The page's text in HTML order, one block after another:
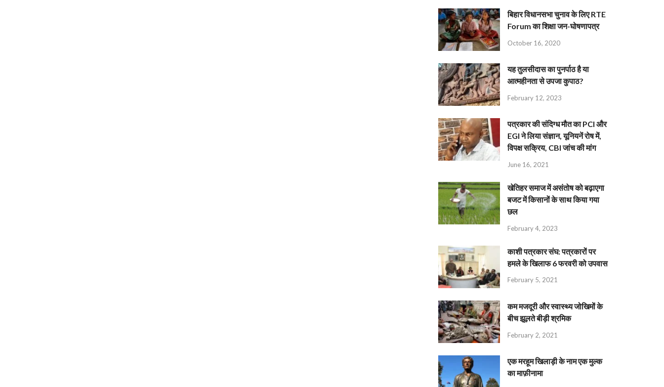
बिहार विधानसभा चुनाव के लिए RTE
Forum का शिक्षा जन-घोषणापत्र
October 16, 2020
यह तुलसीदास का पुनर्पाठ है या
आत्महीनता से उपजा कुपाठ?
February 12, 2023
पत्रकार की संदिग्ध मौत का PCI और
EGI ने लिया संज्ञान, यूनियनें रोष में,
विपक्ष सक्रिय, CBI जांच की मांग
June 16, 2021
खेतिहर समाज में असंतोष को बढ़ाएगा
बजट में किसानों के साथ किया गया
छल
February 4, 2023
काशी पत्रकार संघ: पत्रकारों पर
हमले के खिलाफ 6 फरवरी को उपवास
February 5, 2021
कम मजदूरी और स्वास्थ्य जोखिमों के
बीच झूलते बीड़ी श्रमिक
February 2, 2021
एक मरहूम खिलाड़ी के नाम एक मुल्क
का माफ़ीनामा